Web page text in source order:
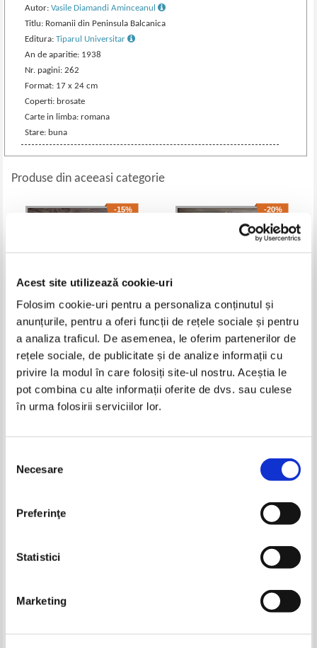
Acest site utilizează cookie-uri
Folosim cookie-uri pentru a personaliza conținutul și
anunțurile, pentru a oferi funcții de rețele sociale și pentru
a analiza traficul. De asemenea, le oferim partenerilor de
rețele sociale, de publicitate și de analize informații cu
privire la modul în care folosiți site-ul nostru. Aceștia le
pot combina cu alte informații oferite de dvs. sau culese
în urma folosirii serviciilor lor.
consimțământului
Necesare
Preferinţe
Statistici
Marketing
Autor:Vasile Diamandi Aminceanul
Titlu: Romanii din Peninsula Balcanica
Editura:Tiparul Universitar
An de aparitie: 1938
Nr. pagini: 262
Format: 17 x 24 cm
Coperti: brosate
Carte in limba: romana
Stare: buna
Produse din aceeasi categorie
-15%
Alexandru Tzigara Samurcas -
Muzeografie romaneasca (1936)
Pret:300,00Lei 255,00 Lei
Adaugă în coș
-20%
A. T. Laurianu, J. C. Massimu -
Glossariu care coprinde vorbele
din limba romana straine prin
originea sau forma lor (1871)
Pret:630,00Lei 504,00 Lei
G. Pascu - Sufixele romanesti
24 numere colegate Revista